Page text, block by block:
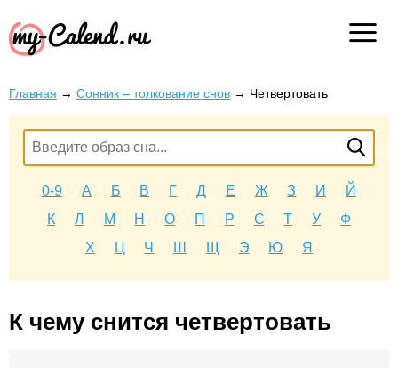
Главная → Сонник – толкование снов → Четвертовать
0-9 А Б В Г Д Е Ж З И
Й
К
Л М Н О П Р С Т У
Ф
Х
Ц Ч Ш Щ Э Ю Я
К чему снится четвертовать